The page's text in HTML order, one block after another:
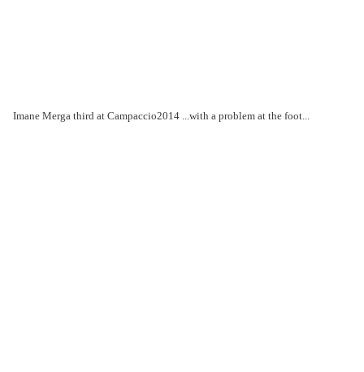
Imane Merga third at Campaccio2014 ...with a problem at the foot...